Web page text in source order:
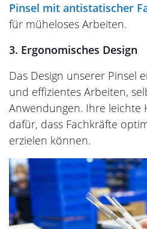
Pinsel mit antistatischer
für müheloses Arbeiten.
3. Ergonomisches Design
Das Design unserer Pinsel
und effizientes Arbeiten,
Anwendungen. Ihre leichte
dafür, dass Fachkräfte
erzielen können.